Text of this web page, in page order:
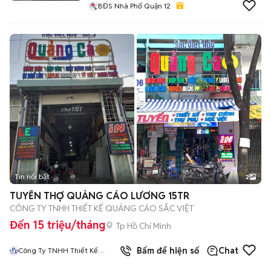
BĐS Nhà Phố Quận 12
Tin nổi bật 2
TUYỂN THỢ QUẢNG CÁO LƯƠNG 15TR
CÔNG TY TNHH THIẾT KẾ QUẢNG CÁO SẮC VIỆT
Đến 15 triệu/tháng Tp Hồ Chí Minh
Công Ty TNHH Thiết Kế
Bấm để hiện số Chat